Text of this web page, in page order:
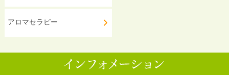
アロマセラピー